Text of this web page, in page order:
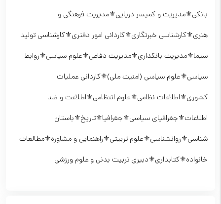
بانکی⚜️مدیریت و کمیسر دریایی⚜️مدیریت فرهنگی و
هنری⚜️کارشناسی خبرنگاری⚜️کاردانی امور دفتری⚜️کارشناسی تولید
سیما⚜️مدیریت بانکداری⚜️مدیریت دفاعی⚜️علوم سیاسی⚜️روابط
سیاسی⚜️علوم سیاسی (امنیت ملی)⚜️کاردانی عملیات
کشوری⚜️اطلاعات نظامی⚜️علوم انتظامی⚜️اطلاعت و ضد
اطلاعات⚜️جغرافیای سیاسی⚜️جغرافیا⚜️تاریخ⚜️باستان
شناسی⚜️روانشناسی⚜️علوم تربیتی⚜️راهنمایی و مشاوره⚜️مطالعات
خانواده⚜️کتابداری⚜️دبیری تربیت بدنی و علوم ورزشی